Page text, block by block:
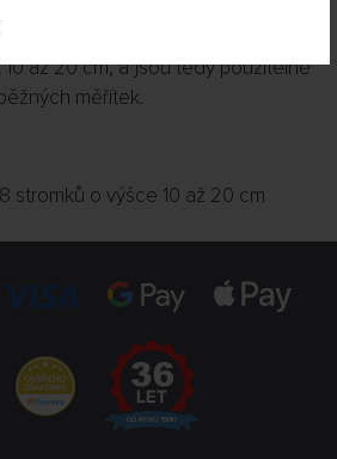
opatřit dalším listím. Výška stromků
až 20 cm, a jsou tedy použitelné
měřítek.
stromků o výšce 10 až 20 cm